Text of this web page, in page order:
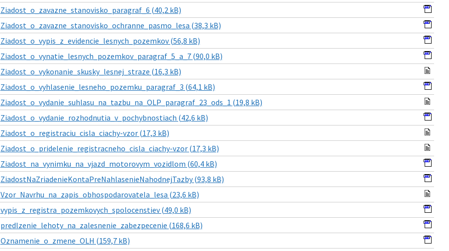
Ziadost_o_zavazne_stanovisko_paragraf_6 (40,2 kB)
Ziadost_o_zavazne_stanovisko_ochranne_pasmo_lesa (38,3 kB)
Ziadost_o_vypis_z_evidencie_lesnych_pozemkov (56,8 kB)
Ziadost_o_vynatie_lesnych_pozemkov_paragraf_5_a_7 (90,0 kB)
Ziadost_o_vykonanie_skusky_lesnej_straze (16,3 kB)
Ziadost_o_vyhlasenie_lesneho_pozemku_paragraf_3 (64,1 kB)
Ziadost_o_vydanie_suhlasu_na_tazbu_na_OLP_paragraf_23_ods_1 (19,8 kB)
Ziadost_o_vydanie_rozhodnutia_v_pochybnostiach (42,6 kB)
Ziadost_o_registraciu_cisla_ciachy-vzor (17,3 kB)
Ziadost_o_pridelenie_registracneho_cisla_ciachy-vzor (17,3 kB)
Ziadost_na_vynimku_na_vjazd_motorovym_vozidlom (60,4 kB)
ZiadostNaZriadenieKontaPreNahlasenieNahodnejTazby (93,8 kB)
Vzor_Navrhu_na_zapis_obhospodarovatela_lesa (23,6 kB)
vypis_z_registra_pozemkovych_spolocenstiev (49,0 kB)
predlzenie_lehoty_na_zalesnenie_zabezpecenie (168,6 kB)
Oznamenie_o_zmene_OLH (159,7 kB)